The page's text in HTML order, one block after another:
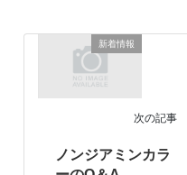
新着情報
次の記事
ノンジアミンカラ